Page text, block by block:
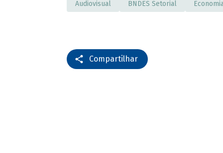
Audiovisual BNDES Setorial
Compartilhar